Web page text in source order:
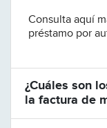
Consulta aquí
préstamo por
¿Cuáles son
la factura de